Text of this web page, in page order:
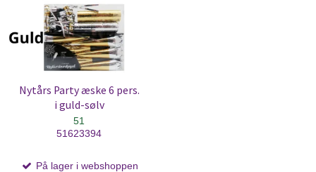
Nytårs Party æske 6 pers.
i guld-sølv
51
51623394
På lager i webshoppen